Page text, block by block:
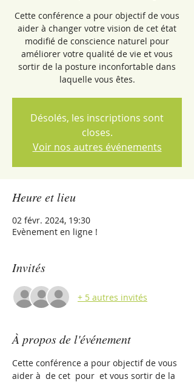
Cette conférence a pour objectif de vous
aider à changer votre vision de cet état
modifié de conscience naturel pour
améliorer votre qualité de vie et vous
sortir de la posture inconfortable dans
laquelle vous êtes.
Désolés, les inscriptions sont
closes.
Voir nos autres événements
Heure et lieu
02 févr. 2024, 19:30
Evènement en ligne !
Invités
+ 5 autres invités
À propos de l'événement
Cette conférence a pour objectif de vous
aider à de cet pour et vous sortir de la